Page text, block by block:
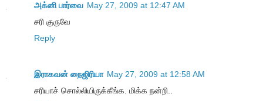
அக்னி பார்வை May 27, 2009 at 12:47 AM
சரி குருவே
Reply
இராகவன் நைஜிரியா May 27, 2009 at 12:58 AM
சரியாச் சொல்லியிருக்கீங்க. மிக்க நன்றி..